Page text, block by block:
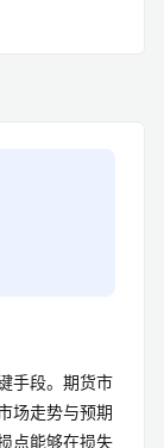
手段。期货市
场走势与预期
点能够在损失